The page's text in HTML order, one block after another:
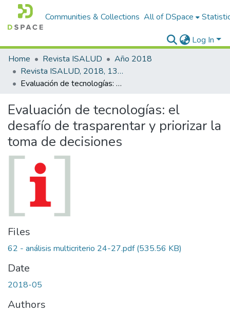
Communities & Collections All of DSpace
Log In
Home
Revista ISALUD
Año 2018
Revista ISALUD, 2018, 13(62)
Evaluación de tecnologías: el desafío de trasparentar y priorizar la toma de decisiones
Evaluación de tecnologías: el
desafío de trasparentar y priorizar la
toma de decisiones
Files
62 - análisis multicriterio 24-27.pdf(535.56 KB)
Date
2018-05
Authors